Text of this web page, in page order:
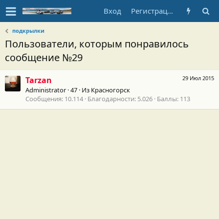
Вход Регистрация
подкрылки
Пользователи, которым понравилось
сообщение №29
29 Июл 2015
Tarzan
Administrator ·47 · Из Красногорск
Сообщения 10.114 Благодарности 5.026 Баллы 113